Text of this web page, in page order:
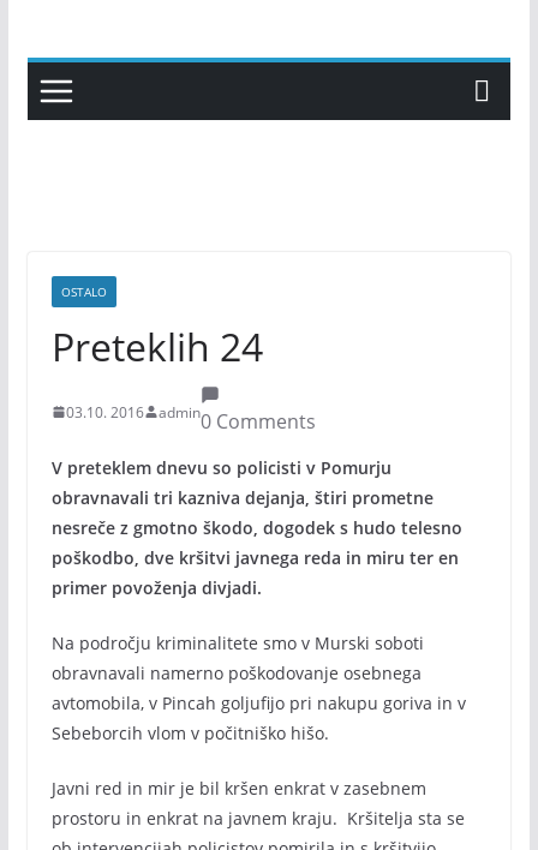
content
OSTALO
Preteklih 24
03.10. 2016 admin0 Comments
V preteklem dnevu so policisti v Pomurju
obravnavali tri kazniva dejanja, štiri prometne
nesreče z gmotno škodo, dogodek s hudo telesno
poškodbo, dve kršitvi javnega reda in miru ter en
primer povoženja divjadi.
Na področju kriminalitete smo v Murski soboti
obravnavali namerno poškodovanje osebnega
avtomobila, v Pincah goljufijo pri nakupu goriva in v
Sebeborcih vlom v počitniško hišo.
Javni red in mir je bil kršen enkrat v zasebnem
prostoru in enkrat na javnem kraju. Kršitelja sta se